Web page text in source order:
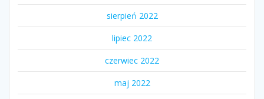
sierpień 2022
lipiec 2022
czerwiec 2022
maj 2022